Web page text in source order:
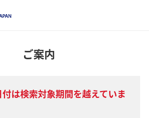
ご案内
は検索対象期間を越えていま